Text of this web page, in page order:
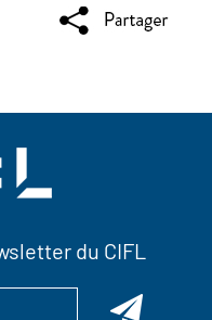
du CIFL